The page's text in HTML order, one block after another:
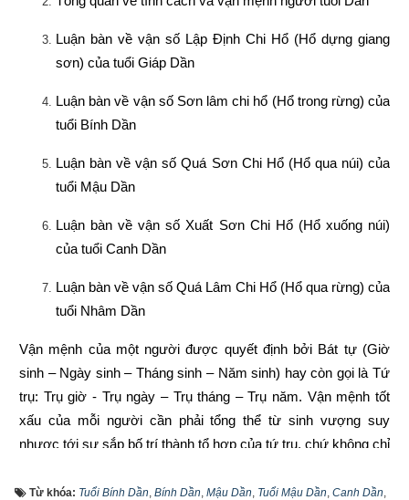
Luận bàn về vận số Lập Định Chi Hổ (Hổ dựng giang
sơn) của tuổi Giáp Dần
Luận bàn về vận số Sơn lâm chi hổ (Hổ trong rừng) của
tuổi Bính Dần
Luận bàn về vận số Quá Sơn Chi Hổ (Hổ qua núi) của
tuổi Mậu Dần
Luận bàn về vận số Xuất Sơn Chi Hổ (Hổ xuống núi)
của tuổi Canh Dần
Luận bàn về vận số Quá Lâm Chi Hổ (Hổ qua rừng) của
tuổi Nhâm Dần
Vận mệnh của một người được quyết định bởi Bát tự (Giờ
sinh – Ngày sinh – Tháng sinh – Năm sinh) hay còn gọi là Tứ
trụ: Trụ giờ - Trụ ngày – Trụ tháng – Trụ năm. Vận mệnh tốt
xấu của mỗi người cần phải tổng thể từ sinh vượng suy
nhược tới sự sắp bố trí thành tổ hợp của tứ trụ, chứ không chỉ
bằng tháng tốt, tháng tốt không bằng ngày tốt, ngày tốt không
Từ khóa: Tuổi Bính Dần, Bính Dần, Mậu Dần, Tuổi Mậu Dần, Canh Dần,